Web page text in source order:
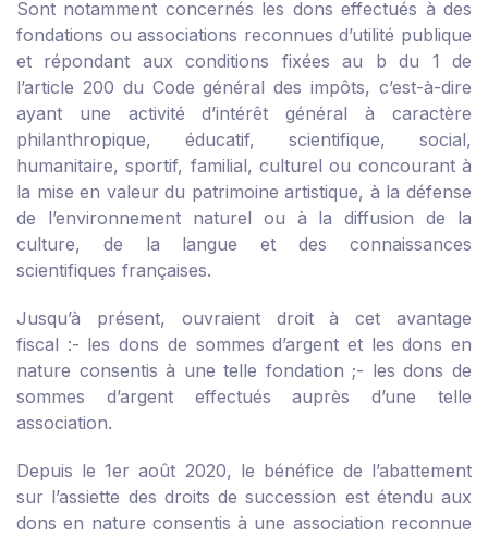
Sont notamment concernés les dons effectués à des
fondations ou associations reconnues d’utilité publique
et répondant aux conditions fixées au b du 1 de
l’article 200 du Code général des impôts, c’est-à-dire
ayant une activité d’intérêt général à caractère
philanthropique, éducatif, scientifique, social,
humanitaire, sportif, familial, culturel ou concourant à
la mise en valeur du patrimoine artistique, à la défense
de l’environnement naturel ou à la diffusion de la
culture, de la langue et des connaissances
scientifiques françaises.
Jusqu’à présent, ouvraient droit à cet avantage
fiscal :- les dons de sommes d’argent et les dons en
nature consentis à une telle fondation ;- les dons de
sommes d’argent effectués auprès d’une telle
association.
Depuis le 1er août 2020, le bénéfice de l’abattement
sur l’assiette des droits de succession est étendu aux
dons en nature consentis à une association reconnue